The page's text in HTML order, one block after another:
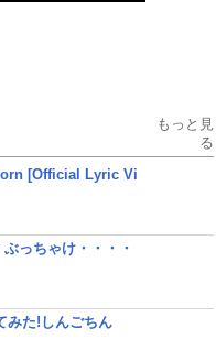
もっと見
る
[Official Lyric Vi
っちゃけ・・・・
みた!しんごちん